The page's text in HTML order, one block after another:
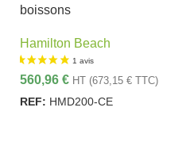
boissons
Hamilton Beach
560,96 € HT (673,15 € TTC)
REF: HMD200-CE